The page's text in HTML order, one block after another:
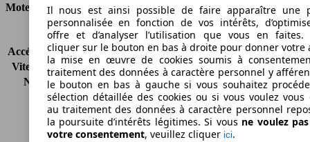
Moteur et Puissance
KW (CH)
57 kW (77 PS)
Accélération (0-100 km/h) -
Vitesse maximale (km/h) 148 km/h
Nombre de vitesses
5
Couple
115 nm
Cylindrée
1368 ccm
Carburant
Essence
Il nous est ainsi possible de faire apparaître une
personnalisée en fonction de vos intérêts,
offre et d’analyser l’utilisation que vous en faites.
cliquer sur le bouton en bas à droite pour donner votre
la mise en œuvre de cookies soumis à
traitement des données à caractère personnel y
le bouton en bas à gauche si vous souhaitez
sélection détaillée des cookies ou si vous voulez vous
au traitement des données à caractère personnel
la poursuite d’intérêts légitimes. Si vous ne voulez
votre consentement, veuillez cliquer ici.